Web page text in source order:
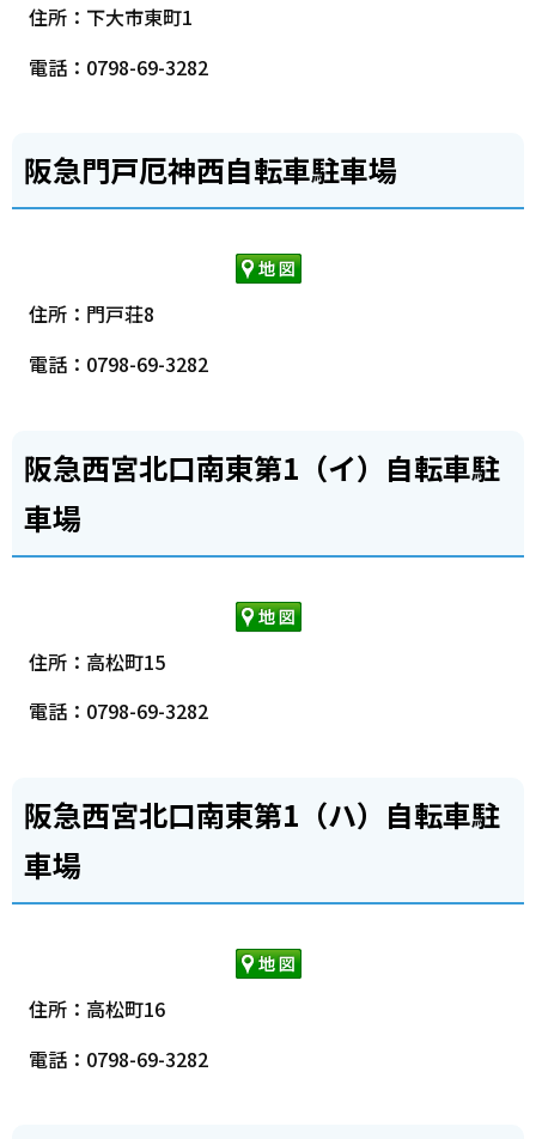
住所：下大市東町1
電話：0798-69-3282
阪急門戸厄神西自転車駐車場
住所：門戸荘8
電話：0798-69-3282
阪急西宮北口南東第1（イ）自転車駐
車場
住所：高松町15
電話：0798-69-3282
阪急西宮北口南東第1（ハ）自転車駐
車場
住所：高松町16
電話：0798-69-3282